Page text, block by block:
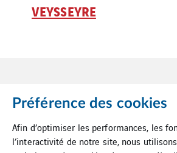
VEYSSEYRE
Préférence des cookies
Afin d’optimiser les performances, les
l’interactivité de notre site, nous